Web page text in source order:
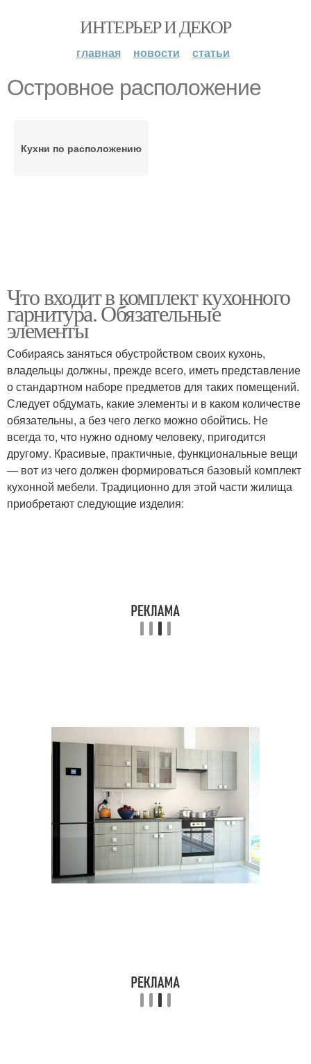
ИНТЕРЬЕР И ДЕКОР
главная новости статьи
Островное расположение
Кухни по расположению
Что входит в комплект кухонного
гарнитура. Обязательные
элементы
Собираясь заняться обустройством своих кухонь,
владельцы должны, прежде всего, иметь представление
о стандартном наборе предметов для таких помещений.
Следует обдумать, какие элементы и в каком количестве
обязательны, а без чего легко можно обойтись. Не
всегда то, что нужно одному человеку, пригодится
другому. Красивые, практичные, функциональные вещи
— вот из чего должен формироваться базовый комплект
кухонной мебели. Традиционно для этой части жилища
приобретают следующие изделия: